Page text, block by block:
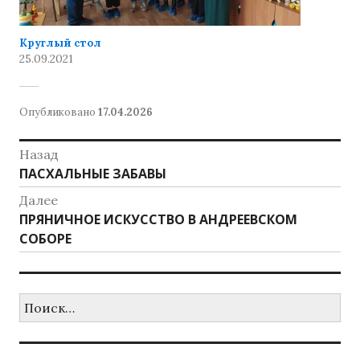
е
)
Круглый стол
25.09.2021
Опубликовано 17.04.2026
т
р
о
Ц
е
т
р
у
б
р
и
к
а
:
Н
о
в
т
Навигация
по
записям
Назад
Предыдущая
запись:
ПАСХАЛЬНЫЕ ЗАБАВЫ
Далее
Следующая
запись:
ПРЯНИЧНОЕ ИСКУССТВО В АНДРЕЕВСКОМ
СОБОРЕ